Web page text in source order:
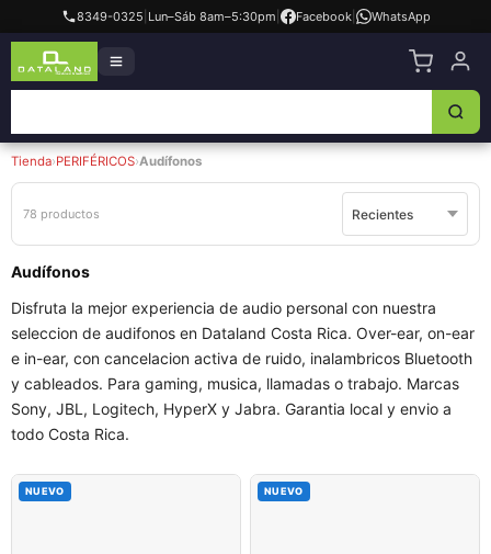
8349-0325 Lun–Sáb 8am–5:30pm Facebook| WhatsApp
Tienda›PERIFÉRICOS›Audífonos
78 productos
Audífonos
Disfruta la mejor experiencia de audio personal con nuestra
seleccion de audifonos en Dataland Costa Rica. Over-ear, on-ear
e in-ear, con cancelacion activa de ruido, inalambricos Bluetooth
y cableados. Para gaming, musica, llamadas o trabajo. Marcas
Sony, JBL, Logitech, HyperX y Jabra. Garantia local y envio a
todo Costa Rica.
NUEVO NUEVO